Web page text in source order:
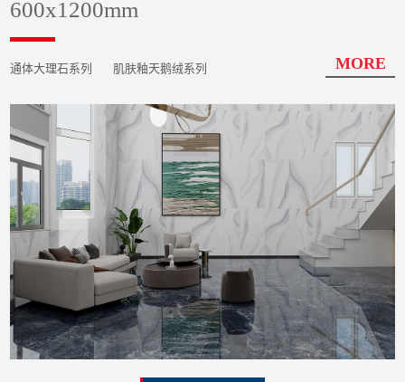
600x1200mm
通体大理石系列 肌肤釉天鹅绒系列 MORE